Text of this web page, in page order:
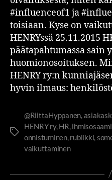
#influenceof1 ja
toisiaan. Kyse on
HENRYssä 25.11.2015
päätapahtumassa
huomionosoituksen.
HENRY ry:n
hyvin ilmaus:
@RiittaHyppanen
HENRY ry, HR
onnistuminen, rubiikki
vaikuttaminen